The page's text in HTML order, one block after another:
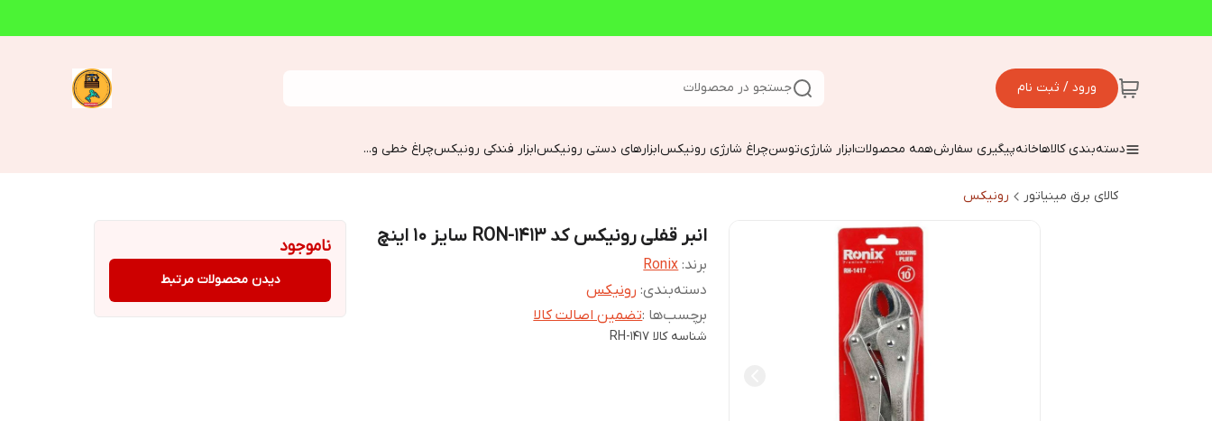
ورود / ثبت نام جستجو در محصولات
دسته‌بندی کالاهاخانهپیگیری سفارشهمه محصولاتابزار شارژیتوسنچراغ شارژی رونیکسابزارهای دستی رونیکسابزار فندکی رونیکسچراغ خطی و...
کالای برق مینیاتور رونیکس
انبر قفلی رونیکس کد RON-1413 سایز 10 اینچ
برند: Ronix
دسته‌بندی: رونیکس
برچسب‌ها :تضمین اصالت کالا
شناسه کالا RH-1417
ناموجود
دیدن محصولات مرتبط